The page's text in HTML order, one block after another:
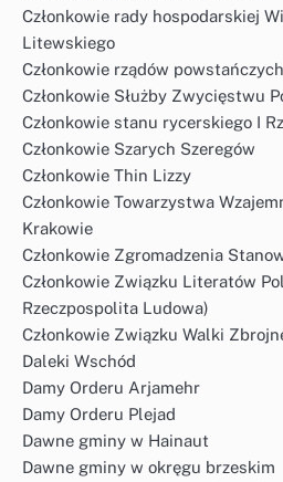
Członkowie rady hospodarskiej
Litewskiego
Członkowie rządów
Członkowie Służby Zwycięstwu
Członkowie stanu rycerskiego I
Członkowie Szarych Szeregów
Członkowie Thin Lizzy
Członkowie Towarzystwa
Krakowie
Członkowie Zgromadzenia
Członkowie Związku Literatów
Rzeczpospolita Ludowa)
Członkowie Związku Walki
Daleki Wschód
Damy Orderu Arjamehr
Damy Orderu Plejad
Dawne gminy w Hainaut
Dawne gminy w okręgu brzeskim